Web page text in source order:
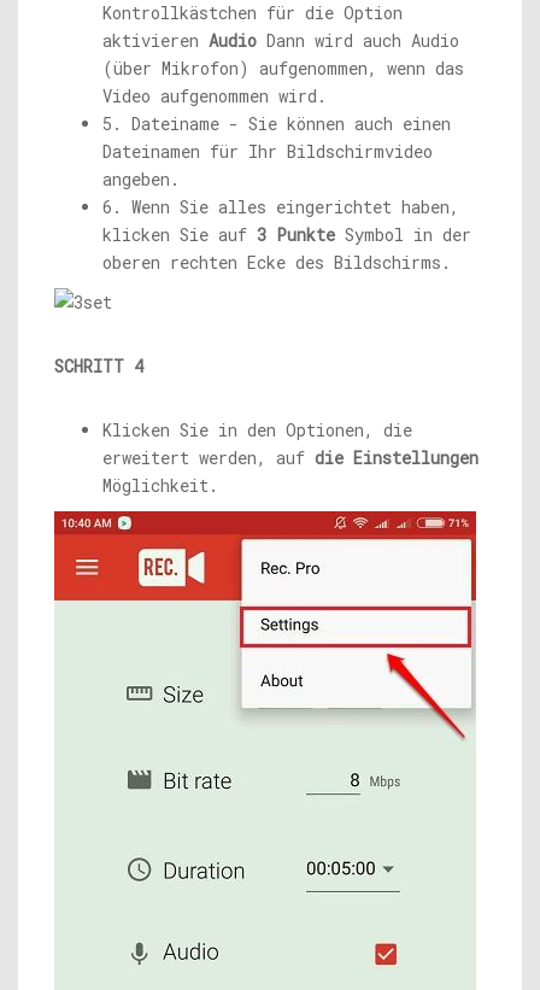
Kontrollkästchen für die Option
aktivieren Audio Dann wird auch Audio
(über Mikrofon) aufgenommen, wenn das
Video aufgenommen wird.
5. Dateiname - Sie können auch einen
Dateinamen für Ihr Bildschirmvideo
angeben.
6. Wenn Sie alles eingerichtet haben,
klicken Sie auf 3 Punkte Symbol in der
oberen rechten Ecke des Bildschirms.
SCHRITT 4
Klicken Sie in den Optionen, die
erweitert werden, auf die Einstellungen
Möglichkeit.